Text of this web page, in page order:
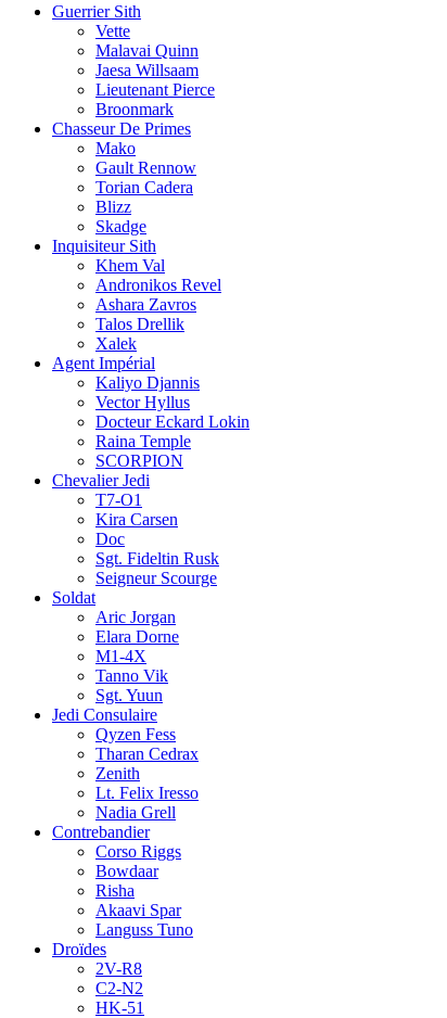
Guerrier Sith
Vette
Malavai Quinn
Jaesa Willsaam
Lieutenant Pierce
Broonmark
Chasseur De Primes
Mako
Gault Rennow
Torian Cadera
Blizz
Skadge
Inquisiteur Sith
Khem Val
Andronikos Revel
Ashara Zavros
Talos Drellik
Xalek
Agent Impérial
Kaliyo Djannis
Vector Hyllus
Docteur Eckard Lokin
Raina Temple
SCORPION
Chevalier Jedi
T7-O1
Kira Carsen
Doc
Sgt. Fideltin Rusk
Seigneur Scourge
Soldat
Aric Jorgan
Elara Dorne
M1-4X
Tanno Vik
Sgt. Yuun
Jedi Consulaire
Qyzen Fess
Tharan Cedrax
Zenith
Lt. Felix Iresso
Nadia Grell
Contrebandier
Corso Riggs
Bowdaar
Risha
Akaavi Spar
Languss Tuno
Droïdes
2V-R8
C2-N2
HK-51